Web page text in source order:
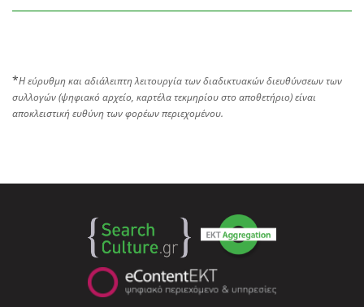
*Η εύρυθμη και αδιάλειπτη λειτουργία των διαδικτυακών διευθύνσεων των
συλλογών (ψηφιακό αρχείο, καρτέλα τεκμηρίου στο αποθετήριο) είναι
αποκλειστική ευθύνη των φορέων περιεχομένου.